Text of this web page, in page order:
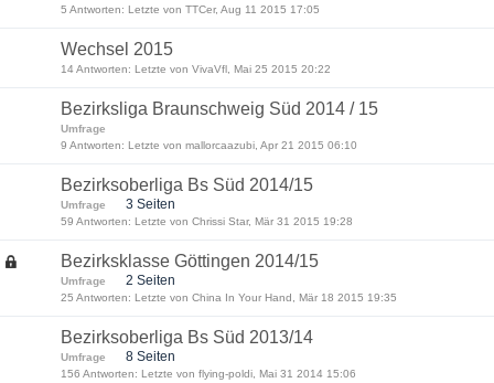
5 Antworten: Letzte von TTCer, Aug 11 2015 17:05
Wechsel 2015
14 Antworten: Letzte von VivaVfl, Mai 25 2015 20:22
Bezirksliga Braunschweig Süd 2014 / 15
Umfrage
9 Antworten: Letzte von mallorcaazubi, Apr 21 2015 06:10
Bezirksoberliga Bs Süd 2014/15
Umfrage 3 Seiten
59 Antworten: Letzte von Chrissi Star, Mär 31 2015 19:28
Bezirksklasse Göttingen 2014/15
Umfrage 2 Seiten
25 Antworten: Letzte von China In Your Hand, Mär 18 2015 19:35
Bezirksoberliga Bs Süd 2013/14
Umfrage 8 Seiten
156 Antworten: Letzte von flying-poldi, Mai 31 2014 15:06